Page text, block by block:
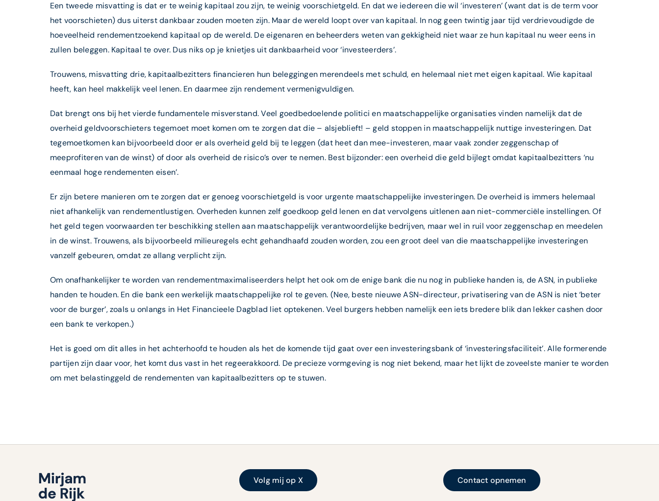
Een tweede misvatting is dat er te weinig kapitaal zou zijn, te weinig voorschietgeld. En dat we iedereen die wil ‘investeren’ (want dat is de term voor
het voorschieten) dus uiterst dankbaar zouden moeten zijn. Maar de wereld loopt over van kapitaal. In nog geen twintig jaar tijd verdrievoudigde de
hoeveelheid rendementzoekend kapitaal op de wereld. De eigenaren en beheerders weten van gekkigheid niet waar ze hun kapitaal nu weer eens in
zullen beleggen. Kapitaal te over. Dus niks op je knietjes uit dankbaarheid voor ‘investeerders’.
Trouwens, misvatting drie, kapitaalbezitters financieren hun beleggingen merendeels met schuld, en helemaal niet met eigen kapitaal. Wie kapitaal
heeft, kan heel makkelijk veel lenen. En daarmee zijn rendement vermenigvuldigen.
Dat brengt ons bij het vierde fundamentele misverstand. Veel goedbedoelende politici en maatschappelijke organisaties vinden namelijk dat de
overheid geldvoorschieters tegemoet moet komen om te zorgen dat die – alsjeblieft! – geld stoppen in maatschappelijk nuttige investeringen. Dat
tegemoetkomen kan bijvoorbeeld door er als overheid geld bij te leggen (dat heet dan mee-investeren, maar vaak zonder zeggenschap of
meeprofiteren van de winst) of door als overheid de risico’s over te nemen. Best bijzonder: een overheid die geld bijlegt omdat kapitaalbezitters ‘nu
eenmaal hoge rendementen eisen’.
Er zijn betere manieren om te zorgen dat er genoeg voorschietgeld is voor urgente maatschappelijke investeringen. De overheid is immers helemaal
niet afhankelijk van rendementlustigen. Overheden kunnen zelf goedkoop geld lenen en dat vervolgens uitlenen aan niet-commerciële instellingen. Of
het geld tegen voorwaarden ter beschikking stellen aan maatschappelijk verantwoordelijke bedrijven, maar wel in ruil voor zeggenschap en meedelen
in de winst. Trouwens, als bijvoorbeeld milieuregels echt gehandhaafd zouden worden, zou een groot deel van die maatschappelijke investeringen
vanzelf gebeuren, omdat ze allang verplicht zijn.
Om onafhankelijker te worden van rendementmaximaliseerders helpt het ook om de enige bank die nu nog in publieke handen is, de ASN, in publieke
handen te houden. En die bank een werkelijk maatschappelijke rol te geven. (Nee, beste nieuwe ASN-directeur, privatisering van de ASN is niet ‘beter
voor de burger’, zoals u onlangs in Het Financieele Dagblad liet optekenen. Veel burgers hebben namelijk een iets bredere blik dan lekker cashen door
een bank te verkopen.)
Het is goed om dit alles in het achterhoofd te houden als het de komende tijd gaat over een investeringsbank of ‘investeringsfaciliteit’. Alle formerende
partijen zijn daar voor, het komt dus vast in het regeerakkoord. De precieze vormgeving is nog niet bekend, maar het lijkt de zoveelste manier te worden
om met belastinggeld de rendementen van kapitaalbezitters op te stuwen.
Volg mij op X Contact opnemen